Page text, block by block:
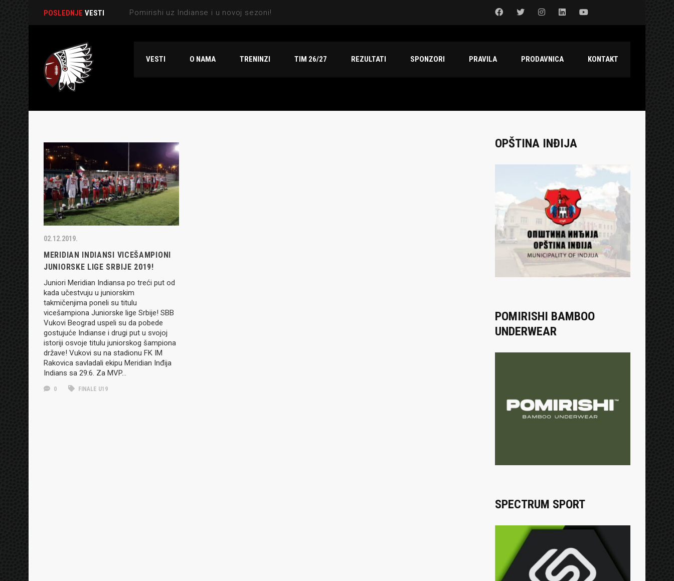
POSLEDNJE VESTI
VESTI O NAMA TRENINZI TIM 26/27 REZULTATI SPONZORI PRAVILA PRODAVNICA KONTAKT
02.12.2019.
MERIDIAN INDIANSI VICEŠAMPIONI
JUNIORSKE LIGE SRBIJE 2019!
Juniori Meridian Indiansa po treći put od
kada učestvuju u juniorskim
takmičenjima poneli su titulu
vicešampiona Juniorske lige Srbije! SBB
Vukovi Beograd uspeli su da pobede
gostujuće Indianse i drugi put u svojoj
istoriji osvoje titulu juniorskog šampiona
države! Vukovi su na stadionu FK IM
Rakovica savladali ekipu Meridian Inđija
Indians sa 29:6. Za MVP…
0 FINALE U19
OPŠTINA INĐIJA
POMIRISHI BAMBOO
UNDERWEAR
SPECTRUM SPORT